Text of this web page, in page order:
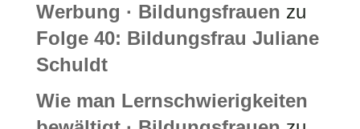
Werbung · Bildungsfrauen zu
Folge 40: Bildungsfrau Juliane
Schuldt
Wie man Lernschwierigkeiten